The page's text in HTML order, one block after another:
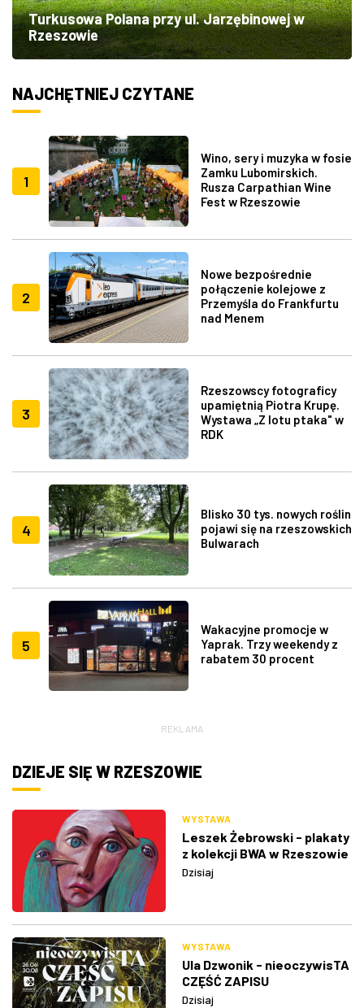
Turkusowa Polana przy ul. Jarzębinowej w
Rzeszowie
NAJCHĘTNIEJ CZYTANE
1
Wino, sery i muzyka w fosie
Zamku Lubomirskich.
Rusza Carpathian Wine
Fest w Rzeszowie
2
Nowe bezpośrednie
połączenie kolejowe z
Przemyśla do Frankfurtu
nad Menem
3
Rzeszowscy fotograficy
upamiętnią Piotra Krupę.
Wystawa „Z lotu ptaka" w
RDK
4
Blisko 30 tys. nowych roślin
pojawi się na rzeszowskich
Bulwarach
5
Wakacyjne promocje w
Yaprak. Trzy weekendy z
rabatem 30 procent
REKLAMA
DZIEJE SIĘ W RZESZOWIE
WYSTAWA
Leszek Żebrowski - plakaty
z kolekcji BWA w Rzeszowie
Dzisiaj
WYSTAWA
Ula Dzwonik - nieoczywisTA
CZĘŚĆ ZAPISU
Dzisiaj